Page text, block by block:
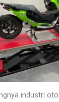
industri